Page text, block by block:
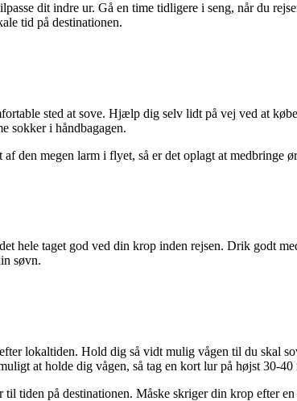
dit indre ur. Gå en time tidligere i seng, når du
tid på destinationen.
sted at sove. Hjælp dig selv lidt på vej ved at
sokker i håndbagagen.
den megen larm i flyet, så er det oplagt at medbringe
hele taget god ved din krop inden rejsen. Drik godt
søvn.
lokaltiden. Hold dig så vidt mulig vågen til du skal
at holde dig vågen, så tag en kort lur på højst 30-40
til tiden på destinationen. Måske skriger din krop efter